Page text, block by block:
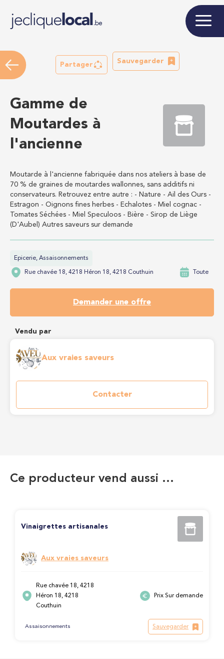
Partager
Sauvegarder
Gamme de
Moutardes à
l'ancienne
Moutarde à l'ancienne fabriquée dans nos ateliers à base de
70 % de graines de moutardes wallonnes, sans additifs ni
conservateurs. Retrouvez entre autre : - Nature - Ail des Ours -
Estragon - Oignons fines herbes - Echalotes - Miel cognac -
Tomates Séchées - Miel Speculoos - Bière - Sirop de Liège
(D'Aubel) Autres saveurs sur demande
Epicerie, Assaisonnements
Rue chavée 18, 4218 Héron 18, 4218 Couthuin Toute
Demander une offre
Vendu par
Aux vraies saveurs
Contacter
Ce producteur vend aussi …
Vinaigrettes artisanales
Aux vraies saveurs
Rue chavée 18, 4218
Héron 18, 4218
Couthuin
Prix Sur demande
Assaisonnements Sauvegarder